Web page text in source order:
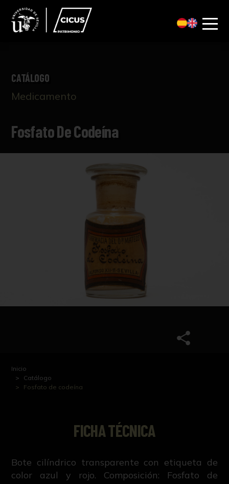
CATÁLOGO
Medicamento
Fosfato De Codeína
Inicio
Catálogo
Fosfato de codeína
FICHA TÉCNICA
Bote cilíndrico transparente con etiqueta de
color azul y rojo. Composición: Fosfato de